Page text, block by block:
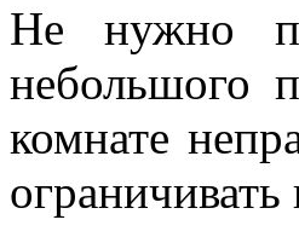
Не нужно
небольшого
комнате